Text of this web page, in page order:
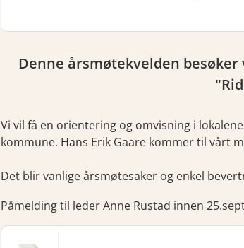
Denne årsmøtekvelden
Vi vil få en orientering og omvisning i
kommune. Hans Erik Gaare kommer til vårt
Det blir vanlige årsmøtesaker og enkel
Påmelding til leder Anne Rustad innen